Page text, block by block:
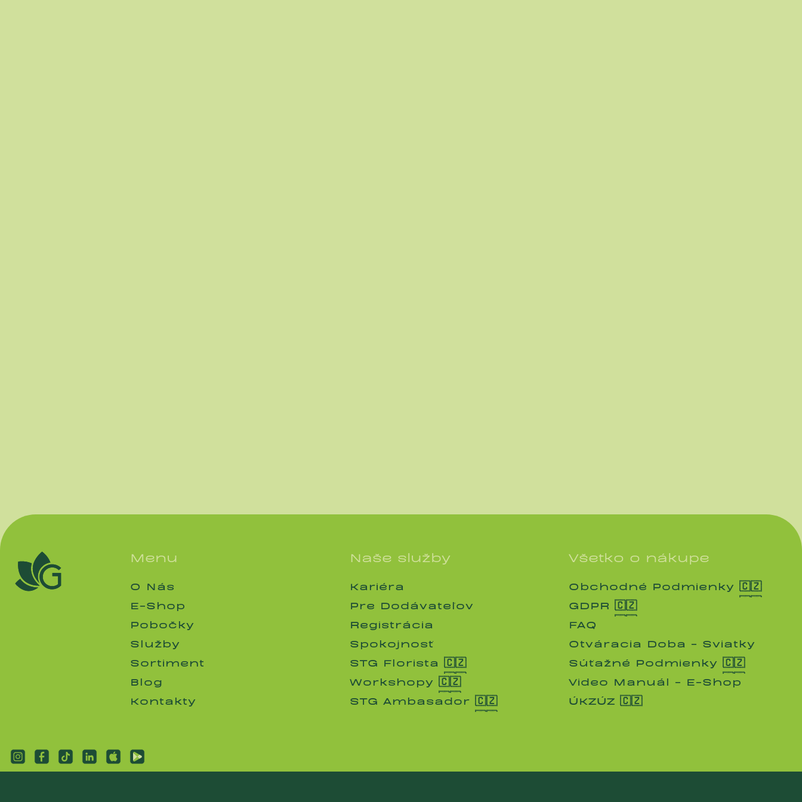
Menu
O Nás
O Nás
E-Shop
E-Shop
Pobočky
Pobočky
Služby
Služby
Sortiment
Sortiment
Blog
Blog
Kontakty
Naše služby
Kariéra
Kariéra
Pre Dodávateľov
Pre Dodávateľov
Registrácia
Registrácia
Spokojnosť
Spokojnosť
STG Florista 🇨🇿
STG Florista 🇨🇿
Workshopy 🇨🇿
Workshopy 🇨🇿
STG Ambasador 🇨🇿
STG Ambasador 🇨🇿
Všetko o nákupe
Obchodné Podmienky 🇨🇿
Obchodné Podmienky 🇨🇿
GDPR 🇨🇿
GDPR 🇨🇿
FAQ
FAQ
Otváracia Doba - Sviatky
Otváracia Doba - Sviatky
Súťažné Podmienky 🇨🇿
Súťažné Podmienky 🇨🇿
Video Manuál - E-Shop
Video Manuál - E-Shop
ÚKZÚZ 🇨🇿